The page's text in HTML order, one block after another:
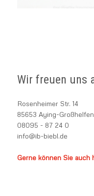
Wir freuen uns
Rosenheimer Str. 14
85653 Aying-
08095 - 87 24 0
info@ib-biebl.de
Gerne können Sie